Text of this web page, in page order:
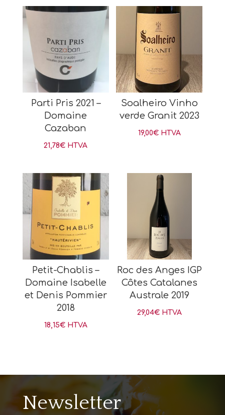
Parti Pris 2021 –
Domaine
Cazaban
21,78€ HTVA
Soalheiro Vinho
verde Granit 2023
19,00€ HTVA
Petit-Chablis –
Domaine Isabelle
et Denis Pommier
2018
18,15€ HTVA
Roc des Anges IGP
Côtes Catalanes
Australe 2019
29,04€ HTVA
Newsletter